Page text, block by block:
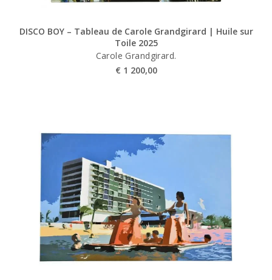
DISCO BOY – Tableau de Carole Grandgirard | Huile sur
Toile 2025
Carole Grandgirard.
€ 1 200,00